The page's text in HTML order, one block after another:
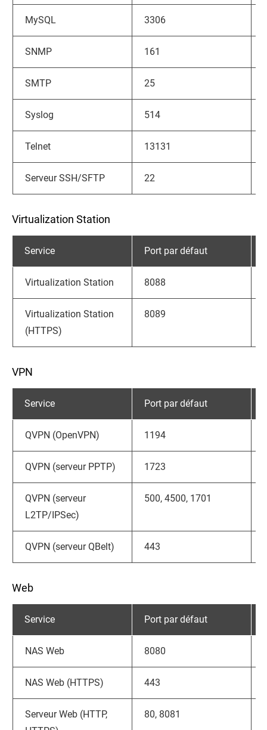
MySQL 3306
SNMP 161
SMTP 25
Syslog 514
Telnet 13131
Serveur SSH/SFTP 22
Virtualization Station
Service Port par défaut
Virtualization Station 8088
Virtualization Station
(HTTPS)
8089
VPN
Service Port par défaut
QVPN (OpenVPN) 1194
QVPN (serveur PPTP) 1723
QVPN (serveur
L2TP/IPSec)
500, 4500, 1701
QVPN (serveur QBelt) 443
Web
Service Port par défaut
NAS Web 8080
NAS Web (HTTPS) 443
Serveur Web (HTTP,
80, 8081